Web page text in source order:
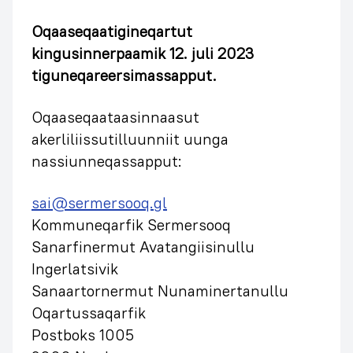
Oqaaseqaatigineqartut
kingusinnerpaamik 12. juli 2023
tiguneqareersimassapput.
Oqaaseqaataasinnaasut
akerliliissutilluunniit uunga
nassiunneqassapput:
sai@sermersooq.gl
Kommuneqarfik Sermersooq
Sanarfinermut Avatangiisinullu
Ingerlatsivik
Sanaartornermut Nunaminertanullu
Oqartussaqarfik
Postboks 1005